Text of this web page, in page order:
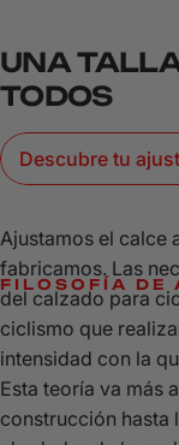
FILOSOFÍA DE
LAMISIÓN
LOS
ALTO
CÓMODOS
UNA
TODOS
Descubre tu
Ajustamos el calce
fabricamos. Las
del calzado para
ciclismo que
intensidad con la
Esta teoría va más
construcción hasta